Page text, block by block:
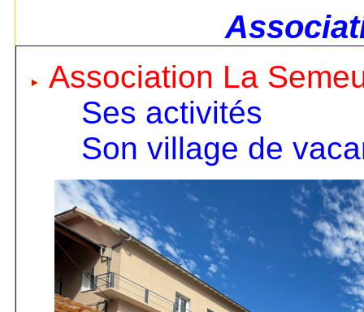
Association La
Ses activités
Son village de